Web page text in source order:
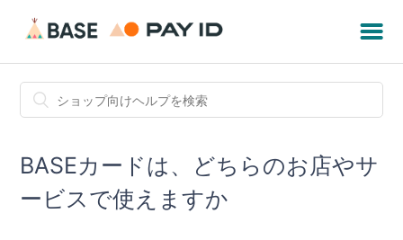
BASEカードは、どちらのお店やサ
ービスで使えますか